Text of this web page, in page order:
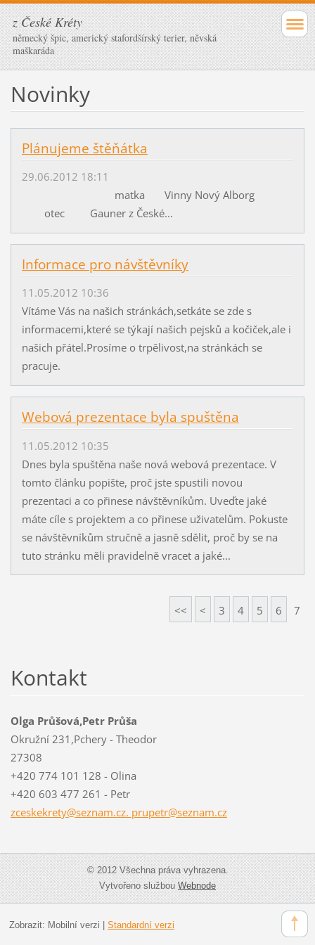
z České Kréty
německý špic, americký stafordšírský terier, něvská
maškaráda
Novinky
Plánujeme štěňátka
29.06.2012 18:11
matka Vinny Nový Alborg
otec Gauner z České...
Informace pro návštěvníky
11.05.2012 10:36
Vítáme Vás na našich stránkách,setkáte se zde s
informacemi,které se týkají našich pejsků a kočiček,ale i
našich přátel.Prosíme o trpělivost,na stránkách se
pracuje.
Webová prezentace byla spuštěna
11.05.2012 10:35
Dnes byla spuštěna naše nová webová prezentace. V
tomto článku popište, proč jste spustili novou
prezentaci a co přinese návštěvníkům. Uveďte jaké
máte cíle s projektem a co přinese uživatelům. Pokuste
se návštěvníkům stručně a jasně sdělit, proč by se na
tuto stránku měli pravidelně vracet a jaké...
<< < 3 4 5 6 7
Kontakt
Olga Průšová,Petr Průša
Okružní 231,Pchery - Theodor
27308
+420 774 101 128 - Olina
+420 603 477 261 - Petr
zceskekrety@seznam.cz. prupetr@seznam.cz
© 2012 Všechna práva vyhrazena.
Vytvořeno službouWebnode
Zobrazit: Mobilní verzi Standardní verzi